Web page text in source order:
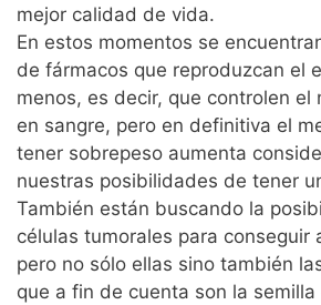
mejor calidad de vida.
En estos momentos se
de fármacos que reproduzcan el
menos, es decir, que controlen el
en sangre, pero en definitiva el
tener sobrepeso aumenta
nuestras posibilidades de tener
También están buscando la
células tumorales para conseguir
pero no sólo ellas sino también
que a fin de cuenta son la